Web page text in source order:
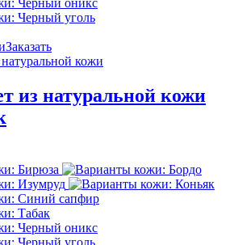
Заказать
из натуральной кожи